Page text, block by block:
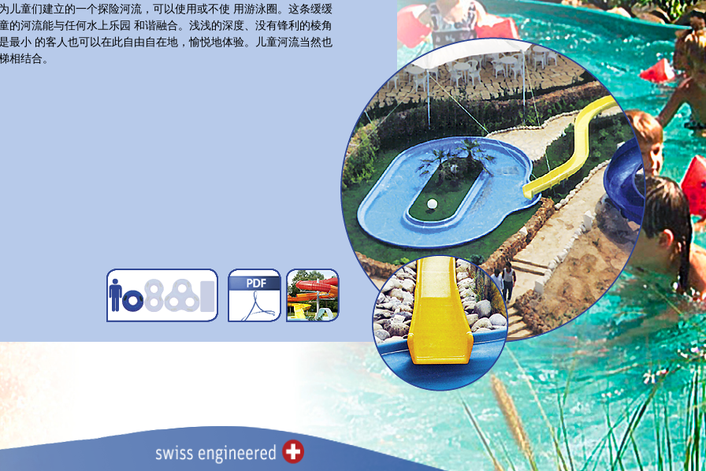
儿童们建立的一个探险河流，可以使用或不使 用游泳圈。这条缓缓
的河流能与任何水上乐园 和谐融合。浅浅的深度、没有锋利的棱角
最小 的客人也可以在此自由自在地，愉悦地体验。儿童河流当然也
相结合。